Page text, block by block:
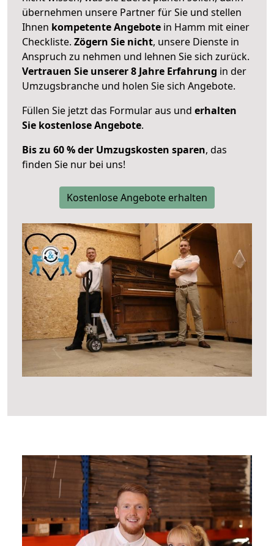
übernehmen unsere Partner für Sie und stellen
Ihnen kompetente Angebote in Hamm mit einer
Checkliste. Zögern Sie nicht, unsere Dienste in
Anspruch zu nehmen und lehnen Sie sich zurück.
Vertrauen Sie unserer 8 Jahre Erfahrung in der
Umzugsbranche und holen Sie sich Angebote.
Füllen Sie jetzt das Formular aus und erhalten
Sie kostenlose Angebote.
Bis zu 60 % der Umzugskosten sparen, das
finden Sie nur bei uns!
Kostenlose Angebote erhalten